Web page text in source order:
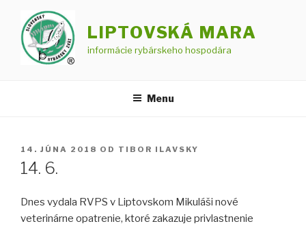
obsah
LIPTOVSKÁ MARA
informácie rybárskeho hospodára
Menu
PUBLIKOVANÉ
14. JÚNA 2018 OD TIBOR ILAVSKY
14. 6.
Dnes vydala RVPS v Liptovskom Mikuláši nové
veterinárne opatrenie, ktoré zakazuje privlastnenie